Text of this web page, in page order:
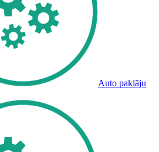
Auto paklāju